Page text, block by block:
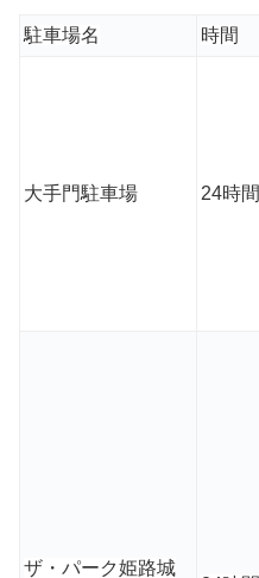
駐車場名 時間
大手門駐車場 24時間
ザ・パーク姫路城